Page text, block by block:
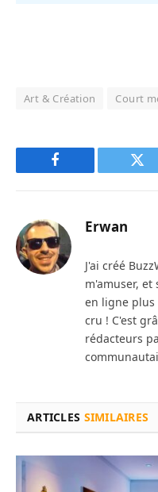
Art & Création Court
Facebook
Erwan
J'ai créé
m'amuser,
en ligne plus
cru ! C'est
rédacteurs
ARTICLES SIMILAIRES